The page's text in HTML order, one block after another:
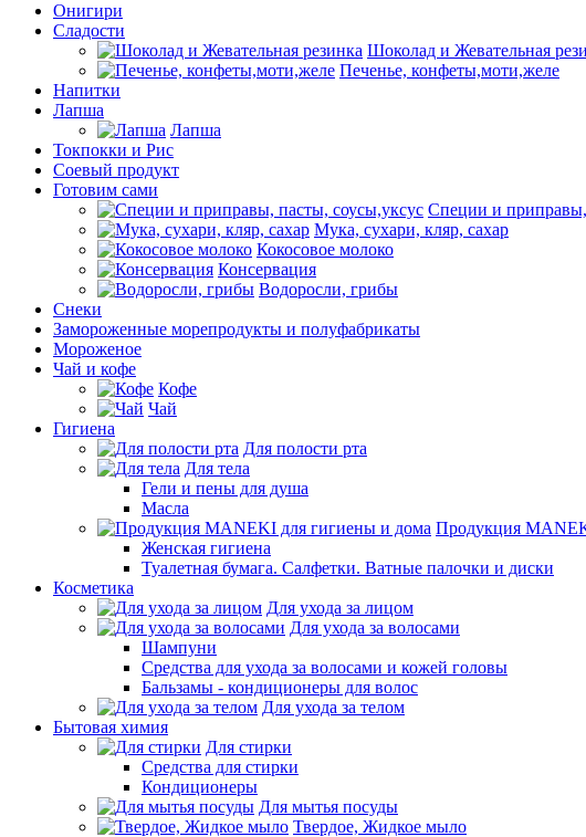
Онигири
Сладости
Шоколад и Жевательная
Печенье, конфеты,моти,желе
Напитки
Лапша
Лапша
Токпокки и Рис
Соевый продукт
Готовим сами
Специи и
Мука, сухари, кляр, сахар
Кокосовое молоко
Консервация
Водоросли, грибы
Снеки
Замороженные морепродукты и полуфабрикаты
Мороженое
Чай и кофе
Кофе
Чай
Гигиена
Для полости рта
Для тела
Гели и пены для душа
Масла
Продукция
Женская гигиена
Туалетная бумага. Салфетки. Ватные палочки и диски
Косметика
Для ухода за лицом
Для ухода за волосами
Шампуни
Средства для ухода за волосами и кожей головы
Бальзамы - кондиционеры для волос
Для ухода за телом
Бытовая химия
Для стирки
Средства для стирки
Кондиционеры
Для мытья посуды
Твердое, Жидкое мыло